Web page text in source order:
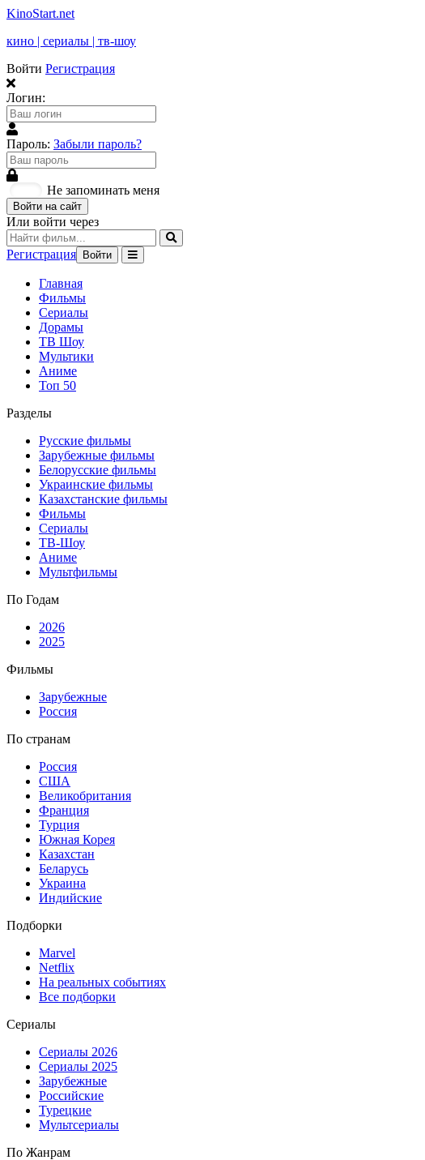
KinoStart.net
кино | сериалы | тв-шоу
Войти Регистрация
Логин:
Пароль: Забыли пароль?
Не запоминать меня
Войти на сайт
Или войти через
Регистрация Войти
Главная
Фильмы
Сериалы
Дорамы
ТВ Шоу
Мультики
Аниме
Топ 50
Разделы
Русские фильмы
Зарубежные фильмы
Белорусские фильмы
Украинские фильмы
Казахстанские фильмы
Фильмы
Сериалы
ТВ-Шоу
Аниме
Мультфильмы
По Годам
2026
2025
Фильмы
Зарубежные
Россия
По странам
Россия
США
Великобритания
Франция
Турция
Южная Корея
Казахстан
Беларусь
Украина
Индийские
Подборки
Marvel
Netflix
На реальных событиях
Все подборки
Сериалы
Сериалы 2026
Сериалы 2025
Зарубежные
Российские
Турецкие
Мультсериалы
По Жанрам